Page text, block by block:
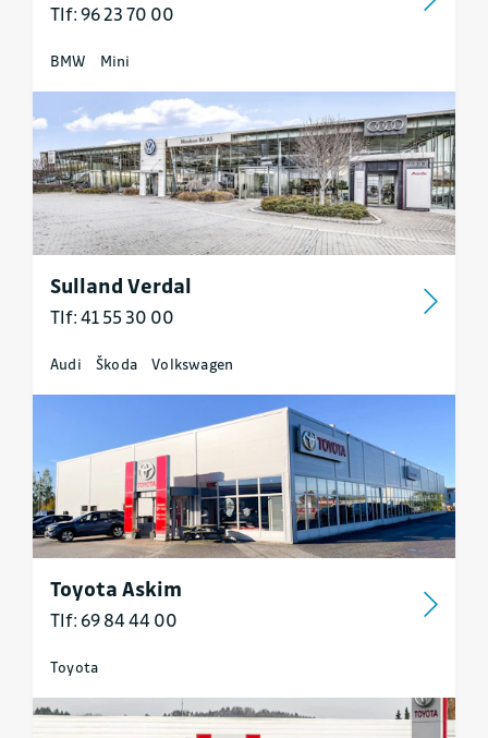
Tlf: 96 23 70 00
BMW Mini
Sulland Verdal
Tlf: 41 55 30 00
Audi Škoda Volkswagen
Toyota Askim
Tlf: 69 84 44 00
Toyota